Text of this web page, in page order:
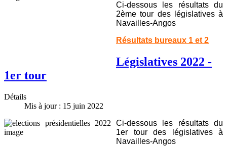
Ci-dessous les résultats du
2ème tour des législatives à
Navailles-Angos
Résultats bureaux 1 et 2
Législatives 2022 -
1er tour
Détails
Mis à jour : 15 juin 2022
Ci-dessous les résultats du
1er tour des législatives à
Navailles-Angos